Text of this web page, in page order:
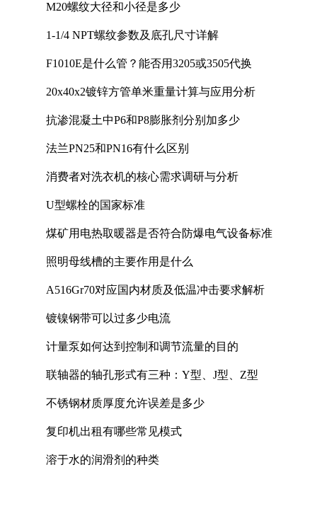
M20螺纹大径和小径是多少
1-1/4 NPT螺纹参数及底孔尺寸详解
F1010E是什么管？能否用3205或3505代换
20x40x2镀锌方管单米重量计算与应用分析
抗渗混凝土中P6和P8膨胀剂分别加多少
法兰PN25和PN16有什么区别
消费者对洗衣机的核心需求调研与分析
U型螺栓的国家标准
煤矿用电热取暖器是否符合防爆电气设备标准
照明母线槽的主要作用是什么
A516Gr70对应国内材质及低温冲击要求解析
镀镍钢带可以过多少电流
计量泵如何达到控制和调节流量的目的
联轴器的轴孔形式有三种：Y型、J型、Z型
不锈钢材质厚度允许误差是多少
复印机出租有哪些常见模式
溶于水的润滑剂的种类